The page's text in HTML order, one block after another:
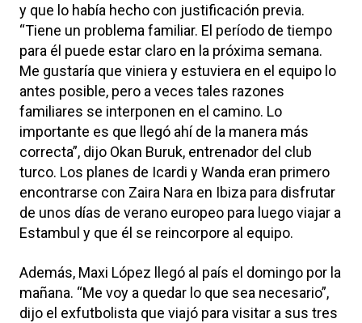
y que lo había hecho con justificación previa.
“Tiene un problema familiar. El período de tiempo
para él puede estar claro en la próxima semana.
Me gustaría que viniera y estuviera en el equipo lo
antes posible, pero a veces tales razones
familiares se interponen en el camino. Lo
importante es que llegó ahí de la manera más
correcta”, dijo Okan Buruk, entrenador del club
turco. Los planes de Icardi y Wanda eran primero
encontrarse con Zaira Nara en Ibiza para disfrutar
de unos días de verano europeo para luego viajar a
Estambul y que él se reincorpore al equipo.
Además, Maxi López llegó al país el domingo por la
mañana. “Me voy a quedar lo que sea necesario”,
dijo el exfutbolista que viajó para visitar a sus tres